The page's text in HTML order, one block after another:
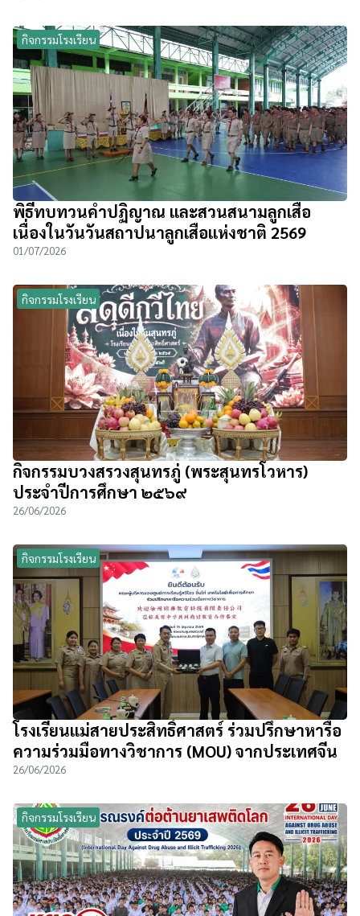
กิจกรรมโรงเรียน
พิธีทบทวนคำปฏิญาณ และสวนสนามลูกเสือ
เนื่องในวันวันสถาปนาลูกเสือแห่งชาติ 2569
01/07/2026
กิจกรรมโรงเรียน
กิจกรรมบวงสรวงสุนทรภู่ (พระสุนทรโวหาร)
ประจำปีการศึกษา ๒๕๖๙
26/06/2026
กิจกรรมโรงเรียน
โรงเรียนแม่สายประสิทธิ์ศาสตร์ ร่วมปรึกษาหารือ
ความร่วมมือทางวิชาการ (MOU) จากประเทศจีน
26/06/2026
กิจกรรมโรงเรียน